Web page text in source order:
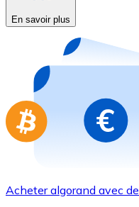
Nouveau
Achetez des
Aller à la boutique
En savoir plus
Acheter algorand avec